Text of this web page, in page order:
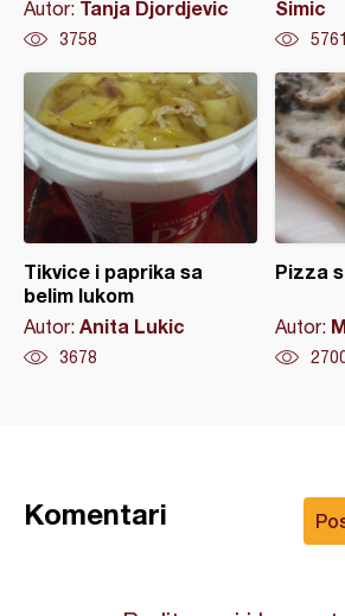
Autor: Tanja Djordjevic
3758
Simic
5761
Tikvice i paprika sa
belim lukom
Autor: Anita Lukic
3678
Pizza
Autor:
Komentari